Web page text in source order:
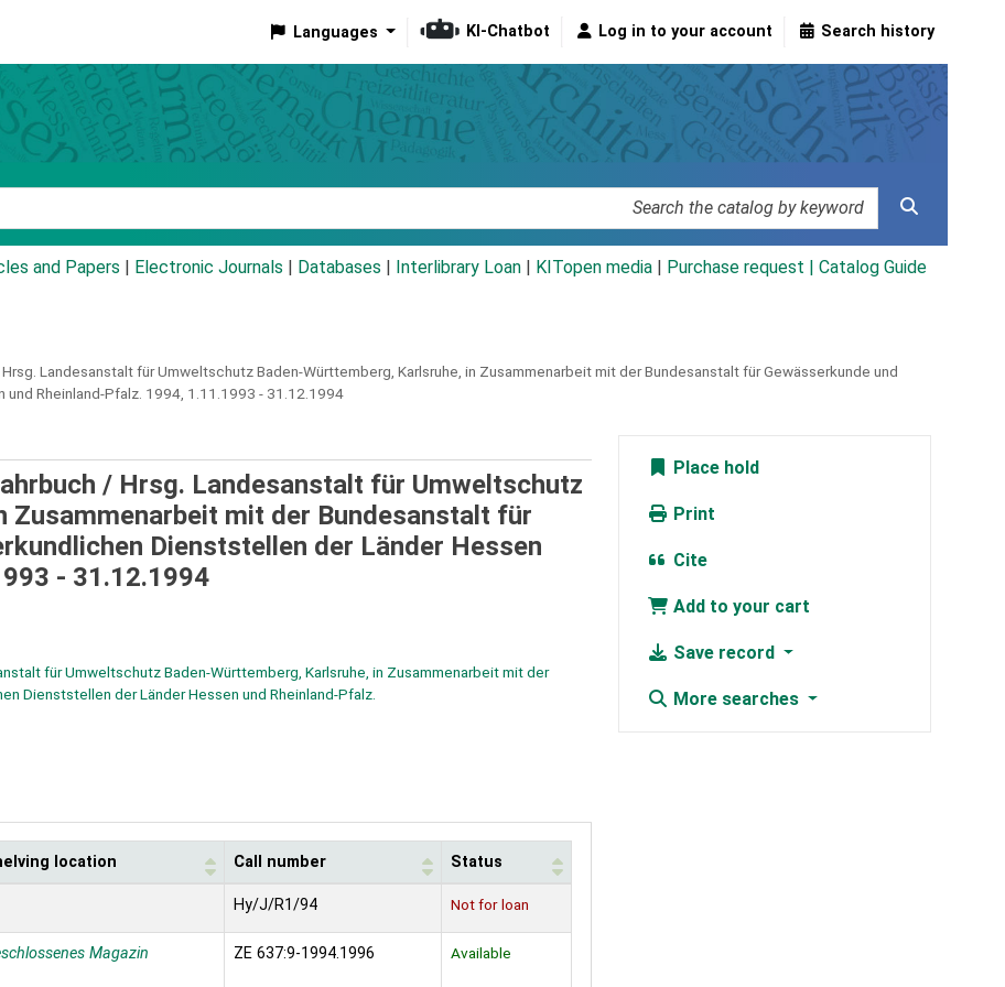
Languages KI-Chatbot Log in to your account Search history
and Papers Electronic Journals Databases Interlibrary Loan KITopen media Purchase request | Catalog Guide
Landesanstalt für Umweltschutz Baden-Württemberg, Karlsruhe, in Zusammenarbeit mit der Bundesanstalt für Gewässerkunde und
Rheinland-Pfalz. 1994, 1.11.1993 - 31.12.1994
/ Hrsg. Landesanstalt für Umweltschutz
Zusammenarbeit mit der Bundesanstalt für
Dienststellen der Länder Hessen
- 31.12.1994
für Umweltschutz Baden-Württemberg, Karlsruhe, in Zusammenarbeit mit der
Dienststellen der Länder Hessen und Rheinland-Pfalz.
location Call number Status
Hy/J/R1/94 Not for loan
Magazin ZE 637:9-1994.1996 Available
Place hold
Print
Cite
Add to your cart
Save record
More searches